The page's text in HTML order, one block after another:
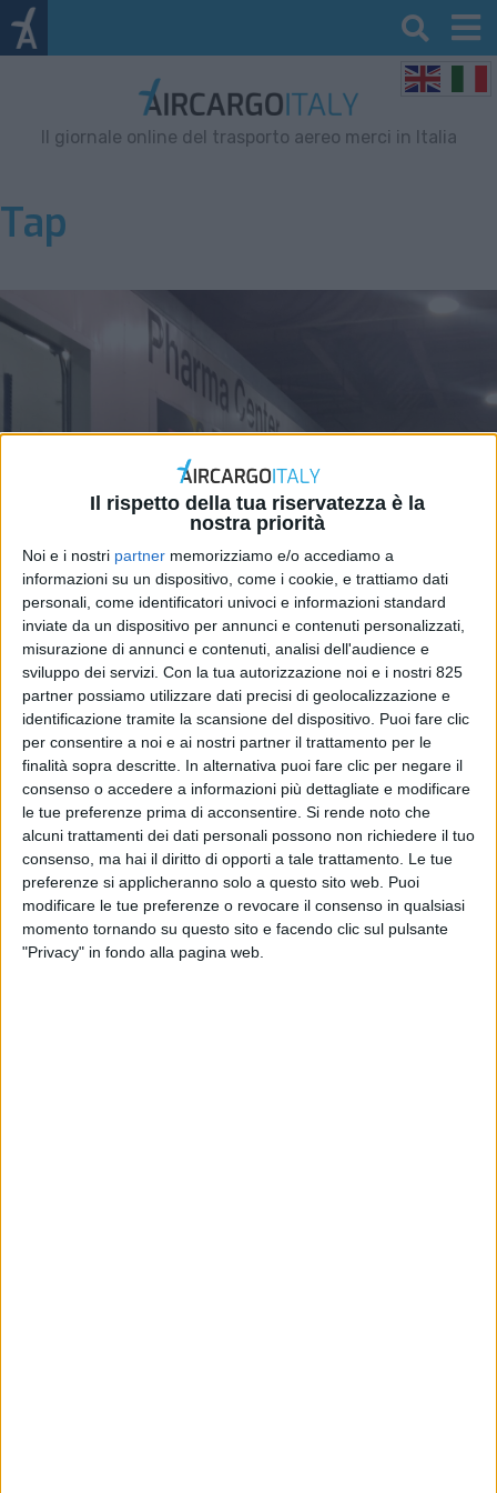
Il rispetto della tua riservatezza è la
nostra priorità
Noi e i nostri partner memorizziamo e/o accediamo a
informazioni su un dispositivo, come i cookie, e trattiamo dati
personali, come identificatori univoci e informazioni standard
inviate da un dispositivo per annunci e contenuti personalizzati,
misurazione di annunci e contenuti, analisi dell'audience e
sviluppo dei servizi. Con la tua autorizzazione noi e i nostri 825
partner possiamo utilizzare dati precisi di geolocalizzazione e
identificazione tramite la scansione del dispositivo. Puoi fare clic
per consentire a noi e ai nostri partner il trattamento per le
finalità sopra descritte. In alternativa puoi fare clic per negare il
consenso o accedere a informazioni più dettagliate e modificare
le tue preferenze prima di acconsentire. Si rende noto che
alcuni trattamenti dei dati personali possono non richiedere il tuo
consenso, ma hai il diritto di opporti a tale trattamento. Le tue
preferenze si applicheranno solo a questo sito web. Puoi
modificare le tue preferenze o revocare il consenso in qualsiasi
momento tornando su questo sito e facendo clic sul pulsante
"Privacy" in fondo alla pagina web.
Il giornale online del trasporto aereo merci in Italia
Tap
BCube accoglie a Fiumicino
500mila dosi di vaccini
Moderna (FOTO)
ITALIA 2 APRILE 2021